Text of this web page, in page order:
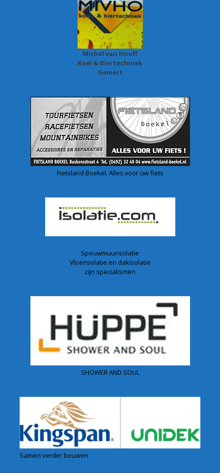
Michel van Hooff
Koel & Biertechniek
Gemert
Fietsland Boekel. Alles voor uw fiets
Spouwmuurisolatie
Vloerisolatie en dakisolatie
zijn specialismen
SHOWER AND SOUL
Samen verder bouwen